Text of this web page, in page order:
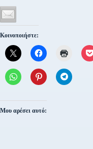
Κοινοποιήστε:
Μου αρέσει αυτό: